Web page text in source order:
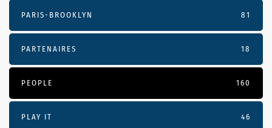
PARIS-BROOKLYN 81
PARTENAIRES 18
PEOPLE 160
PLAY IT 46